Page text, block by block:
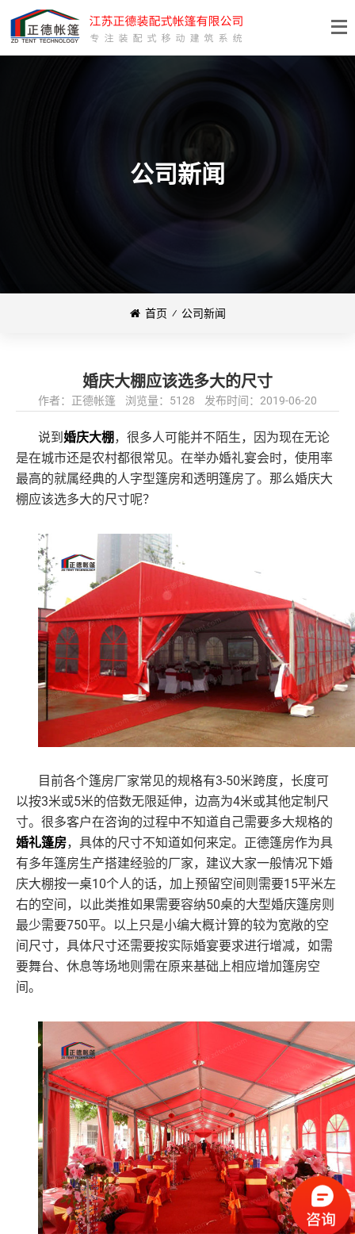
公司新闻
首页 ⁄ 公司新闻
婚庆大棚应该选多大的尺寸
作者：正德帐篷 浏览量：5128 发布时间：2019-06-20
说到 婚庆大棚 ，很多人可能并不陌生，因为现在无论
是在城市还是农村都很常见。在举办婚礼宴会时，使用率
最高的就属经典的人字型篷房和透明篷房了。那么婚庆大
棚应该选多大的尺寸呢？
目前各个篷房厂家常见的规格有3-50米跨度，长度可
以按3米或5米的倍数无限延伸，边高为4米或其他定制尺
寸。很多客户在咨询的过程中不知道自己需要多大规格的
婚礼篷房，具体的尺寸不知道如何来定。正德篷房作为具
有多年篷房生产搭建经验的厂家，建议大家一般情况下婚
庆大棚按一桌10个人的话，加上预留空间则需要15平米左
右的空间，以此类推如果需要容纳50桌的大型婚庆篷房则
最少需要750平。以上只是小编大概计算的较为宽敞的空
间尺寸，具体尺寸还需要按实际婚宴要求进行增减，如需
要舞台、休息等场地则需在原来基础上相应增加篷房空
间。